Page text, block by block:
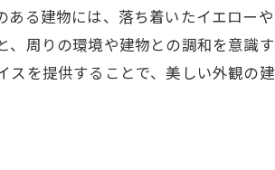
る建物には、落ち着いたイエロー
周りの環境や建物との調和を意識
を提供することで、美しい外観の